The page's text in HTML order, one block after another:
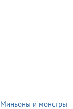
Миньоны и монстры